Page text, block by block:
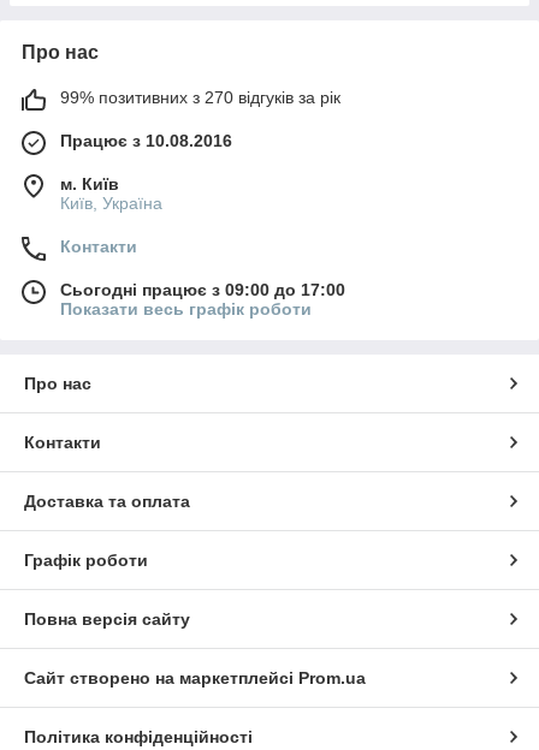
Про нас
99% позитивних з 270 відгуків за рік
Працює з 10.08.2016
м. Київ
Київ, Україна
Контакти
Сьогодні працює з 09:00 до 17:00
Показати весь графік роботи
Про нас
Контакти
Доставка та оплата
Графік роботи
Повна версія сайту
Сайт створено на маркетплейсі Prom.ua
Політика конфіденційності